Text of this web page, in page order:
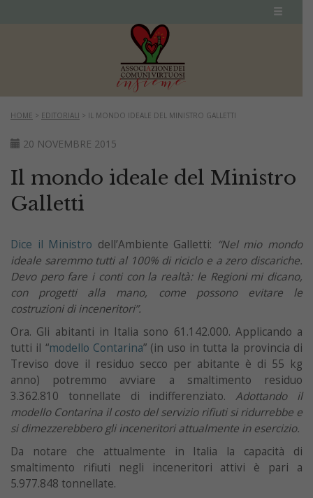
HOME > EDITORIALI > IL MONDO IDEALE DEL MINISTRO GALLETTI
20 NOVEMBRE 2015
Il mondo ideale del Ministro
Galletti
Dice il Ministro dell’Ambiente Galletti: “Nel mio mondo
ideale saremmo tutti al 100% di riciclo e a zero discariche.
Devo pero fare i conti con la realtà: le Regioni mi dicano,
con progetti alla mano, come possono evitare le
costruzioni di inceneritori”.
Ora. Gli abitanti in Italia sono 61.142.000. Applicando a
tutti il “modello Contarina” (in uso in tutta la provincia di
Treviso dove il residuo secco per abitante è di 55 kg
anno) potremmo avviare a smaltimento residuo
3.362.810 tonnellate di indifferenziato.Adottando il
modello Contarina il costo del servizio rifiuti si ridurrebbe e
si dimezzerebbero gli inceneritori attualmente in esercizio.
Da notare che attualmente in Italia la capacità di
smaltimento rifiuti negli inceneritori attivi è pari a
5.977.848 tonnellate.